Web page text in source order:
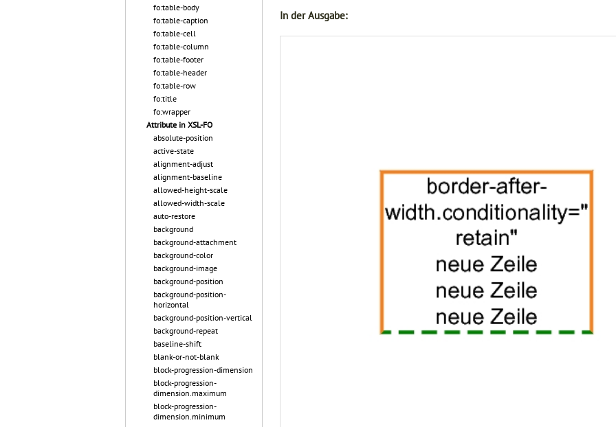
fo:table-body
fo:table-caption
fo:table-cell
fo:table-column
fo:table-footer
fo:table-header
fo:table-row
fo:title
fo:wrapper
Attribute in XSL-FO
absolute-position
active-state
alignment-adjust
alignment-baseline
allowed-height-scale
allowed-width-scale
auto-restore
background
background-attachment
background-color
background-image
background-position
background-position-
horizontal
background-position-vertical
background-repeat
baseline-shift
blank-or-not-blank
block-progression-dimension
block-progression-
dimension.maximum
block-progression-
dimension.minimum
In der Ausgabe: